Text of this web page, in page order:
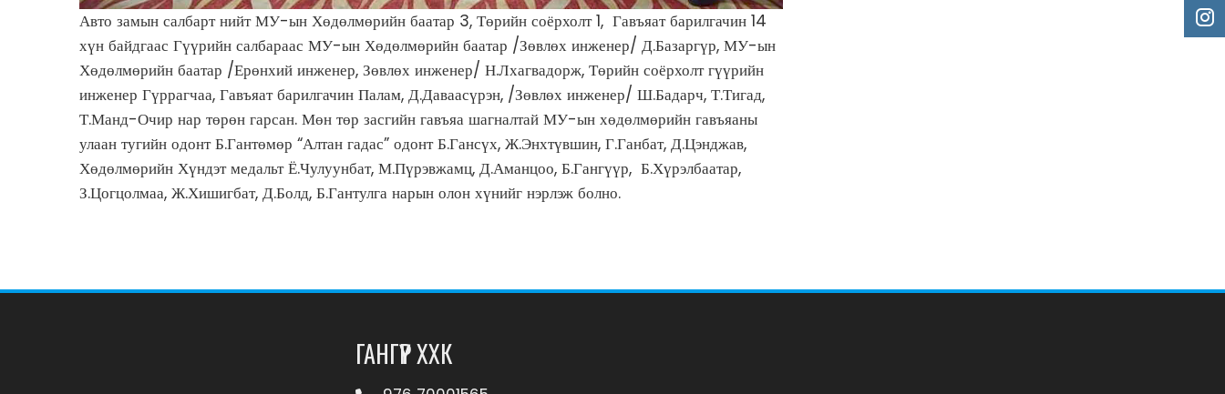
Авто замын салбарт нийт МУ-ын Хөдөлмөрийн баатар 3, Төрийн соёрхолт 1, Гавъяат барилгачин 14
хүн байдгаас Гүүрийн салбараас МУ-ын Хөдөлмөрийн баатар /Зөвлөх инженер/ Д.Базаргүр, МУ-ын
Хөдөлмөрийн баатар /Ерөнхий инженер, Зөвлөх инженер/ Н.Лхагвадорж, Төрийн соёрхолт гүүрийн
инженер Гүррагчаа, Гавъяат барилгачин Палам, Д.Даваасүрэн, /Зөвлөх инженер/ Ш.Бадарч, Т.Тигад,
Т.Манд-Очир нар төрөн гарсан. Мөн төр засгийн гавъяа шагналтай МУ-ын хөдөлмөрийн гавъяаны
улаан тугийн одонт Б.Гантөмөр “Алтан гадас” одонт Б.Гансүх, Ж.Энхтүвшин, Г.Ганбат, Д.Цэнджав,
Хөдөлмөрийн Хүндэт медальт Ё.Чулуунбат, М.Пүрэвжамц, Д.Аманцоо, Б.Гангүүр, Б.Хүрэлбаатар,
З.Цогцолмаа, Ж.Хишигбат, Д.Болд, Б.Гантулга нарын олон хүнийг нэрлэж болно.
ГАНГҮҮР ХХК